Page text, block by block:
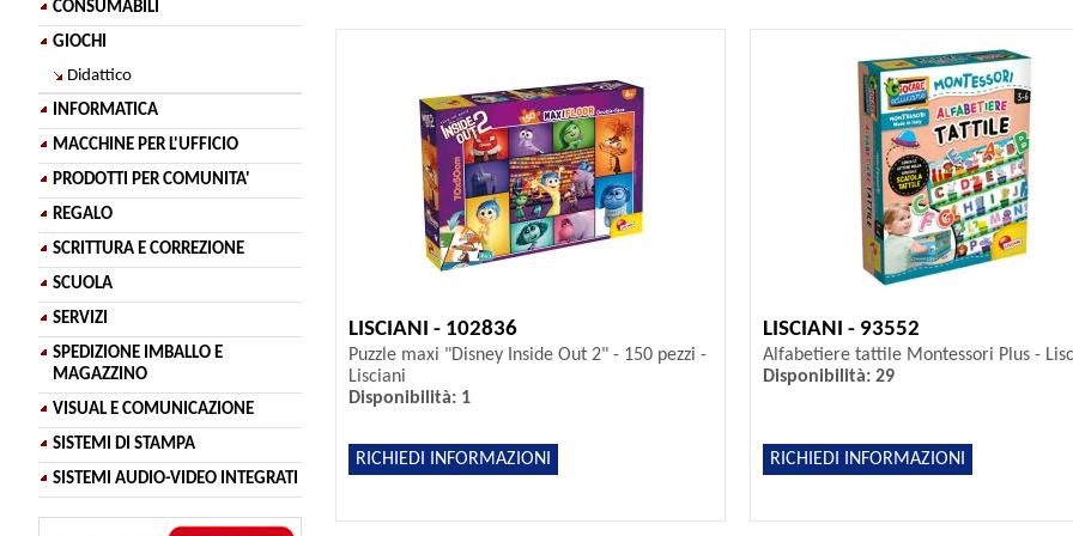
CONSUMABILI
GIOCHI
Didattico
INFORMATICA
MACCHINE PER L'UFFICIO
PRODOTTI PER COMUNITA'
REGALO
SCRITTURA E CORREZIONE
SCUOLA
SERVIZI
SPEDIZIONE IMBALLO E
MAGAZZINO
VISUAL E COMUNICAZIONE
SISTEMI DI STAMPA
SISTEMI AUDIO-VIDEO INTEGRATI
LISCIANI - 102836
Puzzle maxi "Disney Inside Out 2" - 150 pezzi -
Lisciani
Disponibilità: 1
RICHIEDI INFORMAZIONI
LISCIANI - 93552
Alfabetiere tattile Montessori Plus -
Disponibilità: 29
RICHIEDI INFORMAZIONI